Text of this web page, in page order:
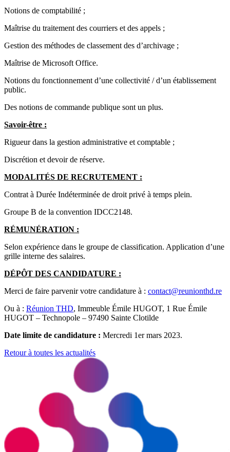
Notions de comptabilité ;
Maîtrise du traitement des courriers et des appels ;
Gestion des méthodes de classement des d’archivage ;
Maîtrise de Microsoft Office.
Notions du fonctionnement d’une collectivité / d’un établissement
public.
Des notions de commande publique sont un plus.
Savoir-être :
Rigueur dans la gestion administrative et comptable ;
Discrétion et devoir de réserve.
MODALITÉS DE RECRUTEMENT :
Contrat à Durée Indéterminée de droit privé à temps plein.
Groupe B de la convention IDCC2148.
RÉMUNÉRATION :
Selon expérience dans le groupe de classification. Application d’une
grille interne des salaires.
DÉPÔT DES CANDIDATURE :
Merci de faire parvenir votre candidature à : contact@reunionthd.re
Ou à : Réunion THD, Immeuble Émile HUGOT, 1 Rue Émile
HUGOT – Technopole – 97490 Sainte Clotilde
Date limite de candidature : Mercredi 1er mars 2023.
Retour à toutes les actualités